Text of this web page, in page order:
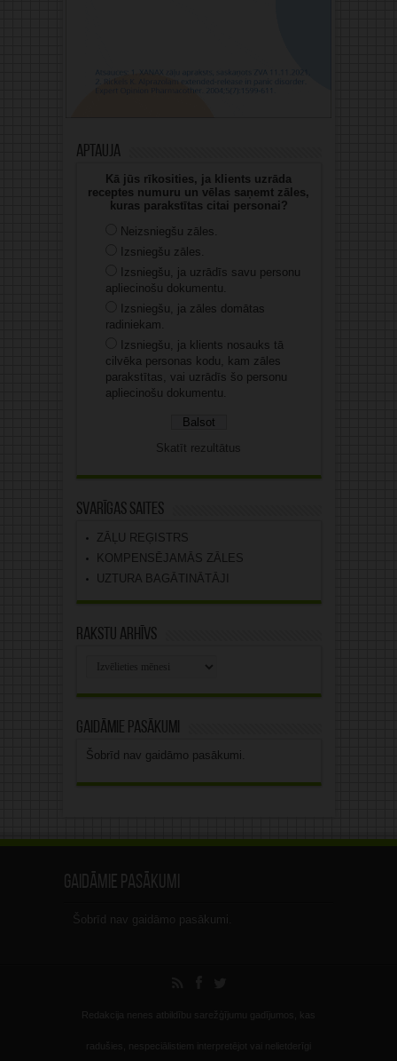
Aptauja
Kā jūs rīkosities, ja klients uzrāda
receptes numuru un vēlas saņemt zāles,
kuras parakstītas citai personai?
Neizsniegšu zāles.
Izsniegšu zāles.
Izsniegšu, ja uzrādīs savu personu
apliecinošu dokumentu.
Izsniegšu, ja zāles domātas
radiniekam.
Izsniegšu, ja klients nosauks tā
cilvēka personas kodu, kam zāles
parakstītas, vai uzrādīs šo personu
apliecinošu dokumentu.
Skatīt rezultātus
Svarīgas saites
ZĀĻU REĢISTRS
KOMPENSĒJAMĀS ZĀLES
UZTURA BAGĀTINĀTĀJI
Rakstu arhīvs
Gaidāmie pasākumi
Šobrīd nav gaidāmo pasākumi.
Gaidāmie pasākumi
Šobrīd nav gaidāmo pasākumi.
Redakcija nenes atbildību sarežģījumu gadījumos, kas